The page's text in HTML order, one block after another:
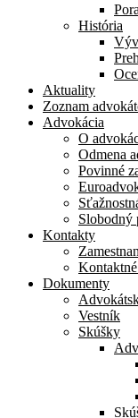
História
Aktuality
Zoznam
Advokácia
O
Odmena
Povinné
Slobodný
Kontakty
Dokumenty
Vestník
Skúšky